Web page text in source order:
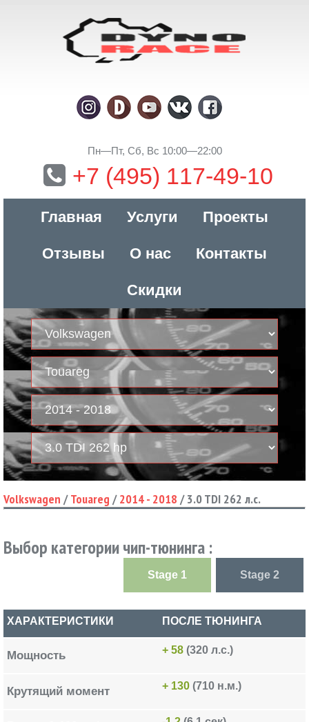
Пн—Пт, Сб, Вс 10:00—22:00
+7 (495) 117-49-10
Главная Услуги Проекты
Отзывы О нас Контакты
Скидки
Volkswagen /Touareg /2014 - 2018 /3.0 TDI 262 л.с.
Выбор категории чип-тюнинга :
Stage 1 Stage 2
ХАРАКТЕРИСТИКИ ПОСЛЕ ТЮНИНГА
Мощность + 58 (320 л.с.)
Крутящий момент + 130 (710 н.м.)